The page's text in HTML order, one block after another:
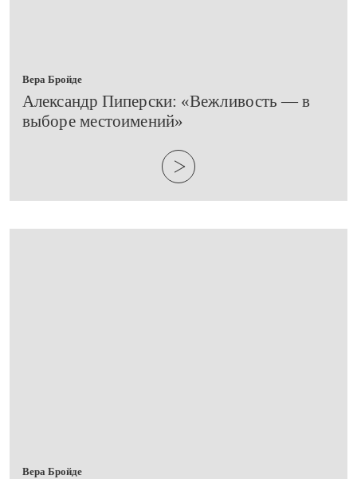
Вера Бройде
Александр Пиперски: «Вежливость — в
выборе местоимений»
Вера Бройде